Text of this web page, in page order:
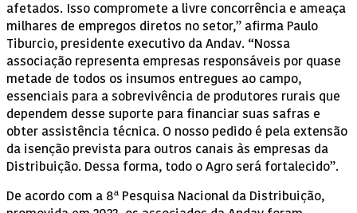
afetados. Isso compromete a livre concorrência e ameaça
milhares de empregos diretos no setor,” afirma Paulo
Tiburcio, presidente executivo da Andav. “Nossa
associação representa empresas responsáveis por quase
metade de todos os insumos entregues ao campo,
essenciais para a sobrevivência de produtores rurais que
dependem desse suporte para financiar suas safras e
obter assistência técnica. O nosso pedido é pela extensão
da isenção prevista para outros canais às empresas da
Distribuição. Dessa forma, todo o Agro será fortalecido”.
De acordo com a 8ª Pesquisa Nacional da Distribuição,